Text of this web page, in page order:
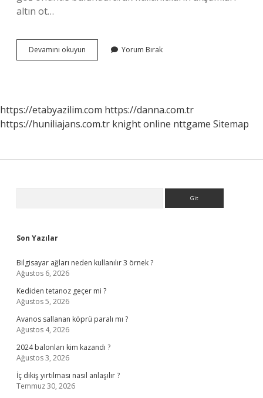
altın ot…
Devamını okuyun
Otu
Yorum Bırak
https://etabyazilim.com https://danna.com.tr
https://huniliajans.com.tr knight online nttgame Sitemap
Son Yazılar
Bilgisayar ağları neden kullanılır 3 örnek ?
Ağustos 6, 2026
Kediden tetanoz geçer mi ?
Ağustos 5, 2026
Avanos sallanan köprü paralı mı ?
Ağustos 4, 2026
2024 balonları kim kazandı ?
Ağustos 3, 2026
İç dikiş yırtılması nasıl anlaşılır ?
Temmuz 30, 2026